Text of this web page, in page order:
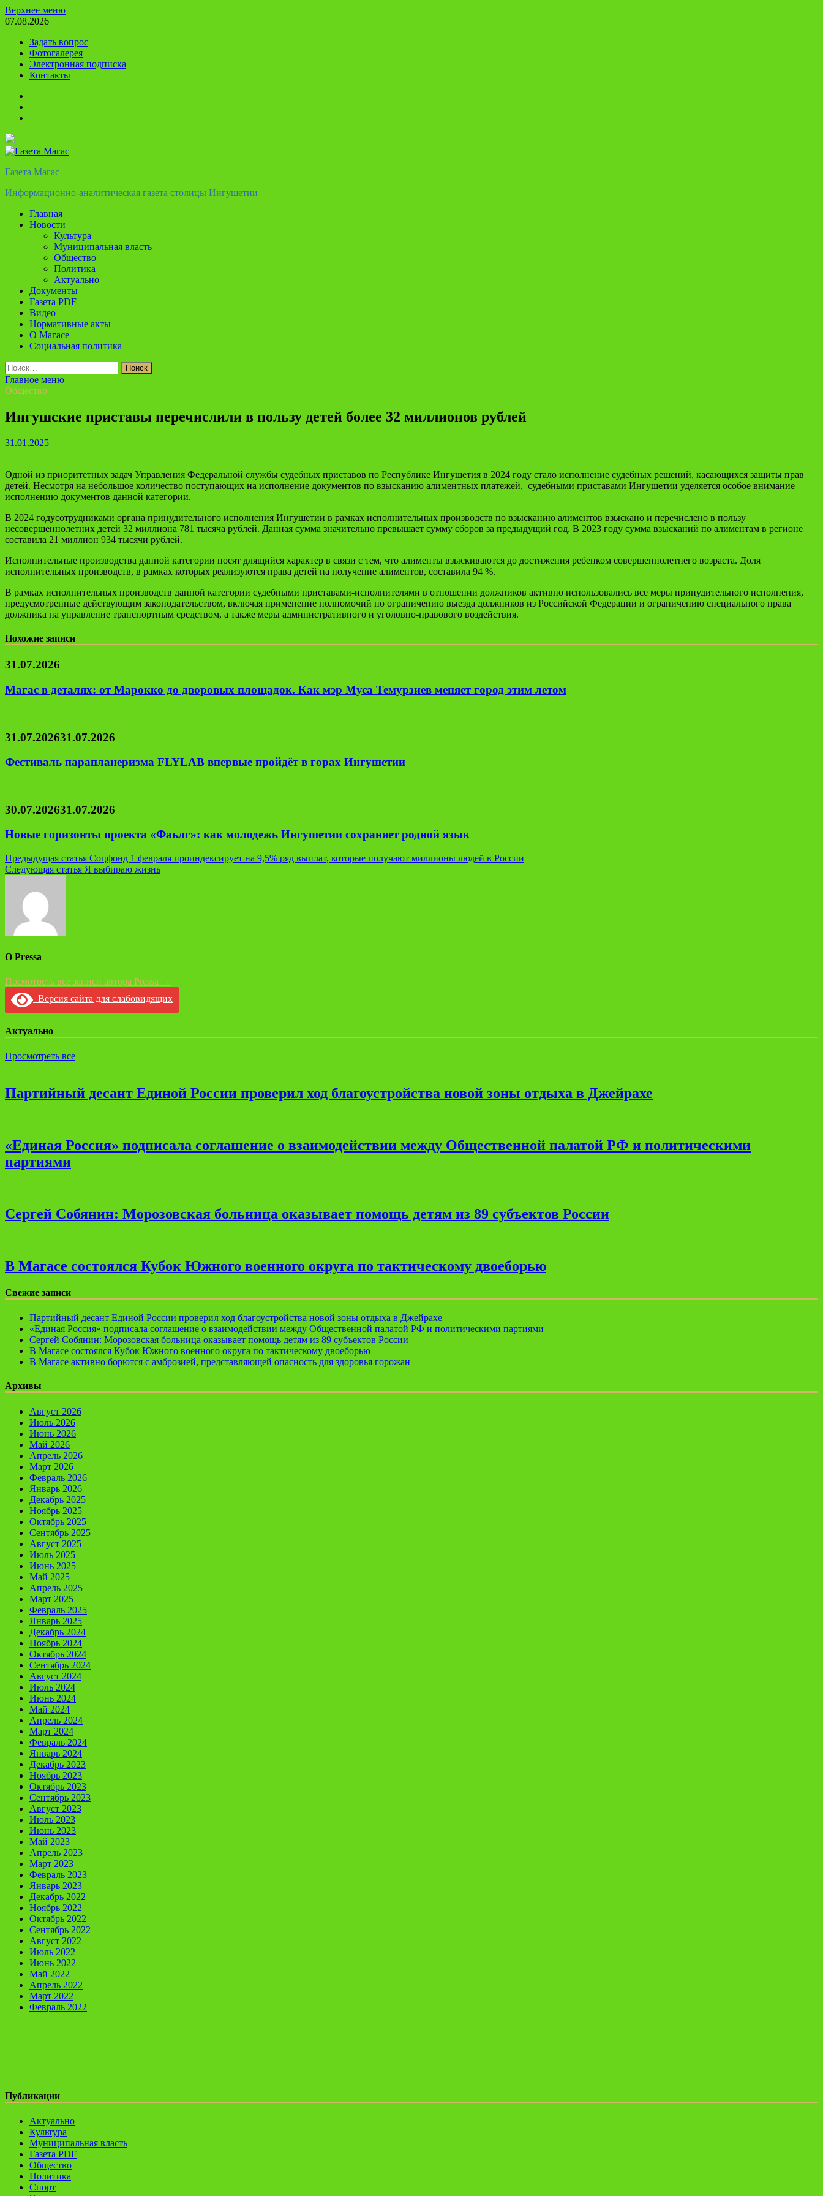
Перейти
к
Верхнее меню
07.08.2026
Задать вопрос
Фотогалерея
Электронная подписка
Контакты
Газета Магас
Информационно-аналитическая газета столицы Ингушетии
Главная
Новости
Культура
Муниципальная власть
Общество
Политика
Актуально
Документы
Газета PDF
Видео
Нормативные акты
О Магасе
Социальная политика
Найти:
Главное меню
Общество
Ингушские приставы перечислили в пользу детей более 32 миллионов рублей
31.01.2025
Одной из приоритетных задач Управления Федеральной службы судебных приставов по Республике Ингушетия в 2024 году стало исполнение судебных решений, касающихся защиты прав
детей. Несмотря на небольшое количество поступающих на исполнение документов по взысканию алиментных платежей, судебными приставами Ингушетии уделяется особое внимание
исполнению документов данной категории.
В 2024 годусотрудниками органа принудительного исполнения Ингушетии в рамках исполнительных производств по взысканию алиментов взыскано и перечислено в пользу
несовершеннолетних детей 32 миллиона 781 тысяча рублей. Данная сумма значительно превышает сумму сборов за предыдущий год. В 2023 году сумма взысканий по алиментам в регионе
составила 21 миллион 934 тысячи рублей.
Исполнительные производства данной категории носят длящийся характер в связи с тем, что алименты взыскиваются до достижения ребенком совершеннолетнего возраста. Доля
исполнительных производств, в рамках которых реализуются права детей на получение алиментов, составила 94 %.
В рамках исполнительных производств данной категории судебными приставами-исполнителями в отношении должников активно использовались все меры принудительного исполнения,
предусмотренные действующим законодательством, включая применение полномочий по ограничению выезда должников из Российской Федерации и ограничению специального права
должника на управление транспортным средством, а также меры административного и уголовно-правового воздействия.
Похожие записи
31.07.2026
Магас в деталях: от Марокко до дворовых площадок. Как мэр Муса Темурзиев меняет город этим летом
31.07.202631.07.2026
Фестиваль парапланеризма FLYLAB впервые пройдёт в горах Ингушетии
30.07.202631.07.2026
Новые горизонты проекта «Фаьлг»: как молодежь Ингушетии сохраняет родной язык
Навигация
по
записям
Предыдущая статья Соцфонд 1 февраля проиндексирует на 9,5% ряд выплат, которые получают миллионы людей в России
Следующая статья Я выбираю жизнь
О Pressa
Посмотреть все записи автора Pressa →
Версия сайта для слабовидящих
Актуально
Просмотреть все
Партийный десант Единой России проверил ход благоустройства новой зоны отдыха в Джейрахе
«Единая Россия» подписала соглашение о взаимодействии между Общественной палатой РФ и политическими
партиями
Сергей Собянин: Морозовская больница оказывает помощь детям из 89 субъектов России
В Магасе состоялся Кубок Южного военного округа по тактическому двоеборью
Свежие записи
Партийный десант Единой России проверил ход благоустройства новой зоны отдыха в Джейрахе
«Единая Россия» подписала соглашение о взаимодействии между Общественной палатой РФ и политическими партиями
Сергей Собянин: Морозовская больница оказывает помощь детям из 89 субъектов России
В Магасе состоялся Кубок Южного военного округа по тактическому двоеборью
В Магасе активно борются с амброзией, представляющей опасность для здоровья горожан
Архивы
Август 2026
Июль 2026
Июнь 2026
Май 2026
Апрель 2026
Март 2026
Февраль 2026
Январь 2026
Декабрь 2025
Ноябрь 2025
Октябрь 2025
Сентябрь 2025
Август 2025
Июль 2025
Июнь 2025
Май 2025
Апрель 2025
Март 2025
Февраль 2025
Январь 2025
Декабрь 2024
Ноябрь 2024
Октябрь 2024
Сентябрь 2024
Август 2024
Июль 2024
Июнь 2024
Май 2024
Апрель 2024
Март 2024
Февраль 2024
Январь 2024
Декабрь 2023
Ноябрь 2023
Октябрь 2023
Сентябрь 2023
Август 2023
Июль 2023
Июнь 2023
Май 2023
Апрель 2023
Март 2023
Февраль 2023
Январь 2023
Декабрь 2022
Ноябрь 2022
Октябрь 2022
Сентябрь 2022
Август 2022
Июль 2022
Июнь 2022
Май 2022
Апрель 2022
Март 2022
Февраль 2022
Публикации
Актуально
Культура
Муниципальная власть
Газета PDF
Общество
Политика
Спорт